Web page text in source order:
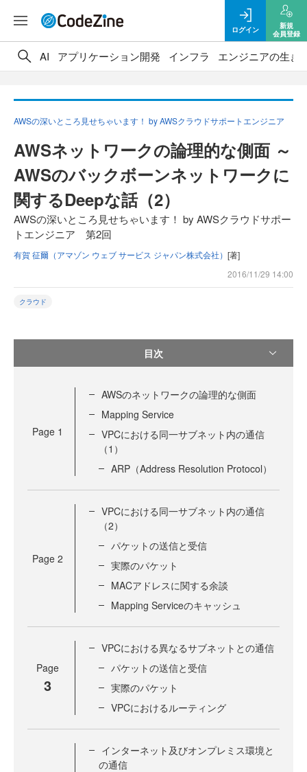
ログイン
新規
会員登録
AI アプリケーション開発 インフラ エンジニアの生き
AWSの深いところ見せちゃいます！ by AWSクラウドサポートエンジニア
AWSネットワークの論理的な側面 ～
AWSのバックボーンネットワークに
関するDeepな話（2）
AWSの深いところ見せちゃいます！ by AWSクラウドサポー
トエンジニア 第2回
有賀 征爾（アマゾン ウェブ サービス ジャパン株式会社） [著]
2016/11/29 14:00
クラウド
目次
Page 1
AWSのネットワークの論理的な側面
Mapping Service
VPCにおける同一サブネット内の通信
（1）
ARP（Address Resolution Protocol）
Page 2
VPCにおける同一サブネット内の通信
（2）
パケットの送信と受信
実際のパケット
MACアドレスに関する余談
Mapping Serviceのキャッシュ
Page
3
VPCにおける異なるサブネットとの通信
パケットの送信と受信
実際のパケット
VPCにおけるルーティング
インターネット及びオンプレミス環境と
の通信